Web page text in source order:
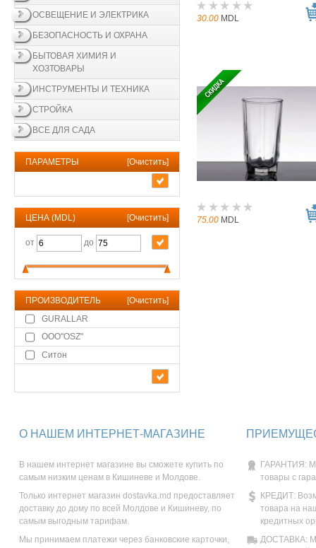
ОСВЕЩЕНИЕ И ЭЛЕКТРИКА
БЕЗОПАСНОСТЬ И ОХРАНА
БЫТОВАЯ ХИМИЯ И
ХОЗТОВАРЫ
ИНСТРУМЕНТЫ И ТЕХНИКА
СТРОЙКА
ВСЕ ДЛЯ САДА
ПАРАМЕТРЫ [Очистить]
ЦЕНА (MDL) [Очистить]
от до
ПРОИЗВОДИТЕЛЬ [Очистить]
GURALLAR
OOO"OSZ"
Ситон
30.00 MDL
75.00 MDL
О НАШЕМ ИНТЕРНЕТ-МАГАЗИНЕ
В нашем интернет магазине вы сможете купить по
самым низким ценам в Кишиневе и Молдове.
Только интернет магазин dostavka.md предоставляет
доставку до дому по всей Молдове и Кишиневу, по
самым выгодным тарифам.
Мы принимаем платежи через банковские карточки,
ГАРАНТИЯ:
товары с
КРЕДИТ:
товара на
кредитных
ДОСТАВКА: